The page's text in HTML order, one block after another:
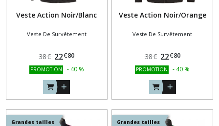
Veste Action Noir/Blanc
Veste De Survêtement
38€ 22€80
PROMOTION - 40 %
Veste Action Noir/Orange
Veste De Survêtement
38€ 22€80
PROMOTION - 40 %
Grandes tailles Grandes tailles